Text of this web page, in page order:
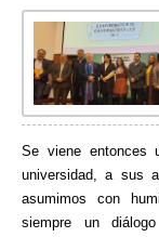
Se viene entonces
universidad, a sus
asumimos con
siempre un